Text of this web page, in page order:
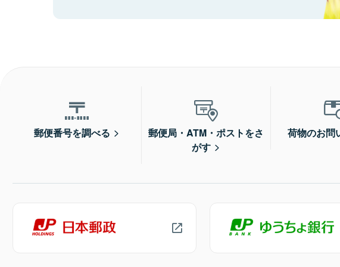
郵便番号を調べる
郵便局・ATM・ポストをさ
がす
荷物のお問